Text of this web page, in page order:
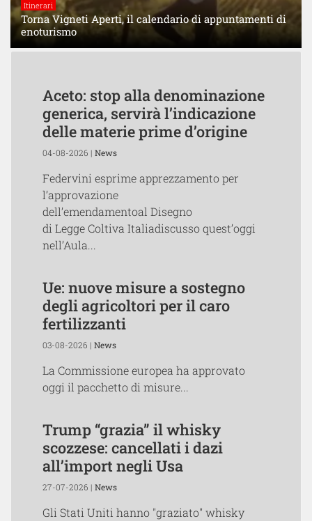
Itinerari
Torna Vigneti Aperti, il calendario di appuntamenti di
enoturismo
Aceto: stop alla denominazione
generica, servirà l’indicazione
delle materie prime d’origine
04-08-2026 | News
Federvini esprime apprezzamento per
l’approvazione
dell’emendamentoal Disegno
di Legge Coltiva Italiadiscusso quest’oggi
nell’Aula...
Ue: nuove misure a sostegno
degli agricoltori per il caro
fertilizzanti
03-08-2026 | News
La Commissione europea ha approvato
oggi il pacchetto di misure...
Trump “grazia” il whisky
scozzese: cancellati i dazi
all’import negli Usa
27-07-2026 | News
Gli Stati Uniti hanno "graziato" whisky